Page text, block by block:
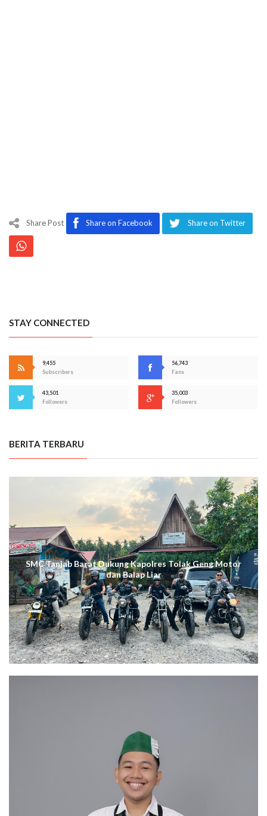
Share Post Share on Facebook Share on Twitter
STAY CONNECTED
9,455
Subscribers
56,743
Fans
43,501
Followers
35,003
Followers
BERITA TERBARU
SMC Tanjab Barat Dukung Kapolres Tolak Geng Motor
dan Balap Liar